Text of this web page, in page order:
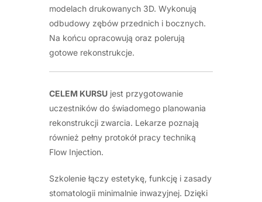
modelach drukowanych 3D. Wykonują
odbudowy zębów przednich i bocznych.
Na końcu opracowują oraz polerują
gotowe rekonstrukcje.
CELEM KURSU jest przygotowanie
uczestników do świadomego planowania
rekonstrukcji zwarcia. Lekarze poznają
również pełny protokół pracy techniką
Flow Injection.
Szkolenie łączy estetykę, funkcję i zasady
stomatologii minimalnie inwazyjnej. Dzięki